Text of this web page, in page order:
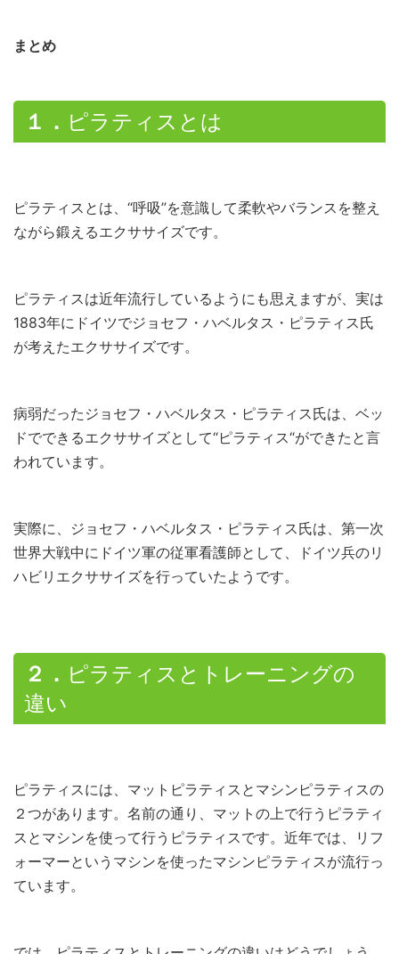
まとめ
１． ピラティスとは
ピラティスとは、“呼吸”を意識して柔軟やバランスを整え
ながら鍛えるエクササイズです。
ピラティスは近年流行しているようにも思えますが、実は
1883年にドイツでジョセフ・ハベルタス・ピラティス氏
が考えたエクササイズです。
病弱だったジョセフ・ハベルタス・ピラティス氏は、ベッ
ドでできるエクササイズとして“ピラティス“ができたと言
われています。
実際に、ジョセフ・ハベルタス・ピラティス氏は、第一次
世界大戦中にドイツ軍の従軍看護師として、ドイツ兵のリ
ハビリエクササイズを行っていたようです。
２． ピラティスとトレーニングの
違い
ピラティスには、マットピラティスとマシンピラティスの
２つがあります。名前の通り、マットの上で行うピラティ
スとマシンを使って行うピラティスです。近年では、リフ
ォーマーというマシンを使ったマシンピラティスが流行っ
ています。